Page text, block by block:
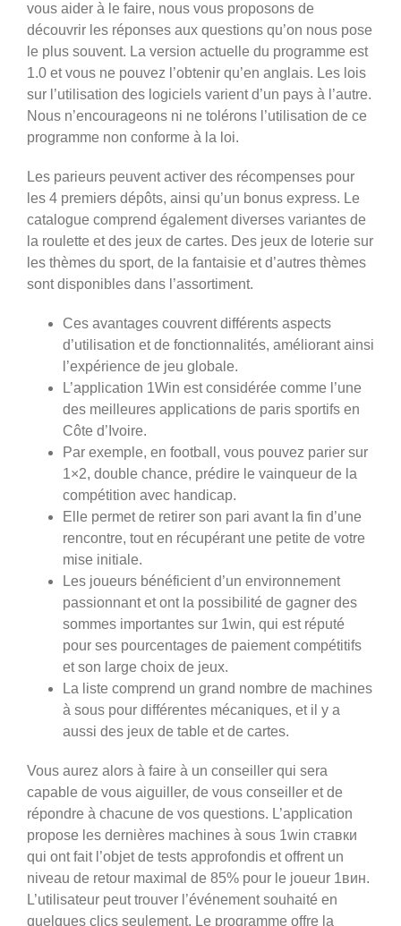
vous aider à le faire, nous vous proposons de
découvrir les réponses aux questions qu’on nous pose
le plus souvent. La version actuelle du programme est
1.0 et vous ne pouvez l’obtenir qu’en anglais. Les lois
sur l’utilisation des logiciels varient d’un pays à l’autre.
Nous n’encourageons ni ne tolérons l’utilisation de ce
programme non conforme à la loi.
Les parieurs peuvent activer des récompenses pour
les 4 premiers dépôts, ainsi qu’un bonus express. Le
catalogue comprend également diverses variantes de
la roulette et des jeux de cartes. Des jeux de loterie sur
les thèmes du sport, de la fantaisie et d’autres thèmes
sont disponibles dans l’assortiment.
Ces avantages couvrent différents aspects
d’utilisation et de fonctionnalités, améliorant ainsi
l’expérience de jeu globale.
L’application 1Win est considérée comme l’une
des meilleures applications de paris sportifs en
Côte d’Ivoire.
Par exemple, en football, vous pouvez parier sur
1×2, double chance, prédire le vainqueur de la
compétition avec handicap.
Elle permet de retirer son pari avant la fin d’une
rencontre, tout en récupérant une petite de votre
mise initiale.
Les joueurs bénéficient d’un environnement
passionnant et ont la possibilité de gagner des
sommes importantes sur 1win, qui est réputé
pour ses pourcentages de paiement compétitifs
et son large choix de jeux.
La liste comprend un grand nombre de machines
à sous pour différentes mécaniques, et il y a
aussi des jeux de table et de cartes.
Vous aurez alors à faire à un conseiller qui sera
capable de vous aiguiller, de vous conseiller et de
répondre à chacune de vos questions. L’application
propose les dernières machines à sous 1win ставки
qui ont fait l’objet de tests approfondis et offrent un
niveau de retour maximal de 85% pour le joueur 1вин.
L’utilisateur peut trouver l’événement souhaité en
quelques clics seulement. Le programme offre la